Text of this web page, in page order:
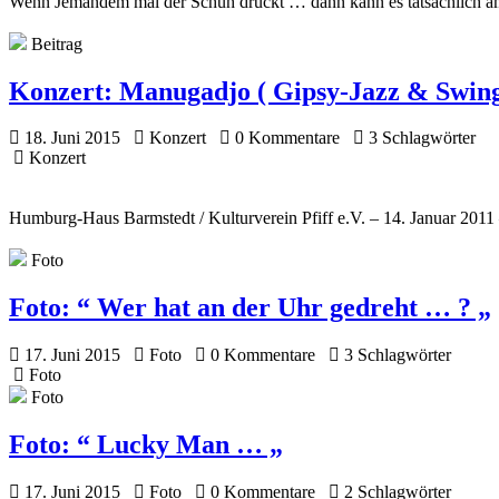
Beitrag
Konzert: Manugadjo ( Gipsy-Jazz &
18. Juni 2015 Konzert 0 Kommentare
3 Schlagwörter
Konzert
Humburg-Haus Barmstedt / Kulturverein Pfiff e.V. – 14. Januar 2011
Foto
Foto: “ Wer hat an der Uhr gedreht … ? „
17. Juni 2015 Foto 0 Kommentare
3 Schlagwörter
Foto
Foto
Foto: “ Lucky Man … „
17. Juni 2015 Foto 0 Kommentare
2 Schlagwörter